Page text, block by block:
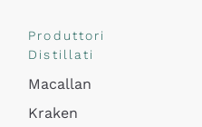
Produttori
Distillati
Macallan
Kraken